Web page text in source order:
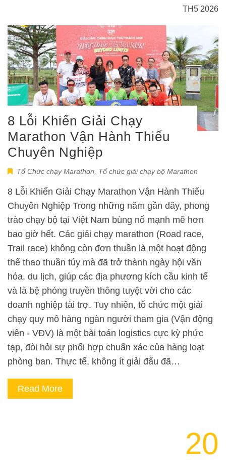
TH5 2026
8 Lỗi Khiến Giải Chạy
Marathon Vận Hành Thiếu
Chuyên Nghiệp
Tổ Chức chạy Marathon Tổ chức giải chạy bộ Marathon
8 Lỗi Khiến Giải Chạy Marathon Vận Hành Thiếu
Chuyên Nghiệp Trong những năm gần đây, phong
trào chạy bộ tại Việt Nam bùng nổ mạnh mẽ hơn
bao giờ hết. Các giải chạy marathon (Road race,
Trail race) không còn đơn thuần là một hoạt động
thể thao thuần túy mà đã trở thành ngày hội văn
hóa, du lịch, giúp các địa phương kích cầu kinh tế
và là bệ phóng truyền thông tuyệt vời cho các
doanh nghiệp tài trợ. Tuy nhiên, tổ chức một giải
chạy quy mô hàng ngàn người tham gia (Vận động
viên - VĐV) là một bài toán logistics cực kỳ phức
tạp, đòi hỏi sự phối hợp chuẩn xác của hàng loạt
phòng ban. Thực tế, không ít giải đấu đã…
Read More
20